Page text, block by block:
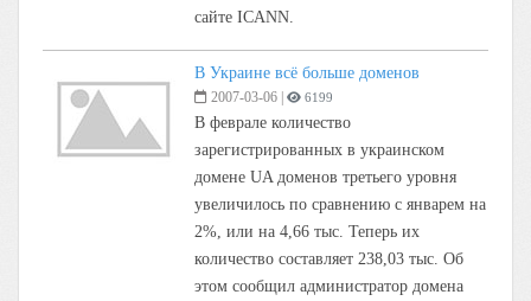
сайте ICANN.
В Украине всё больше доменов
2007-03-06 6199
В феврале количество
зарегистрированных в украинском
домене UA доменов третьего уровня
увеличилось по сравнению с январем на
2%, или на 4,66 тыс. Теперь их
количество составляет 238,03 тыс. Об
этом сообщил администратор домена